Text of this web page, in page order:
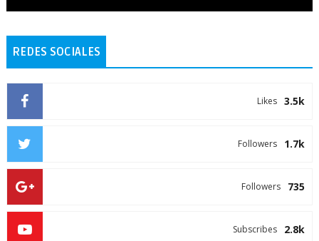
REDES SOCIALES
3.5k
Likes
1.7k
Followers
735
Followers
2.8k
Subscribes